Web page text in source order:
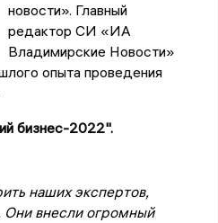
новости». Главный
редактор СИ «ИА
Владимирские Новости»
опыта проведения
бизнес-2022".
наших экспертов,
Они внесли огромный